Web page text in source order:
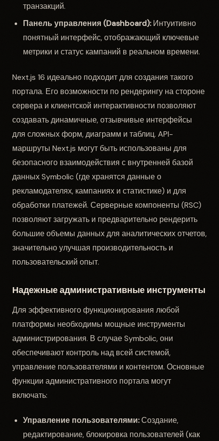
транзакций.
Панель управления (Dashboard):Интуитивно
понятный интерфейс, отображающий ключевые
метрики и статус кампаний в реальном времени.
Next.js 16 идеально подходит для создания такого
портала. Его возможности по рендерингу на стороне
сервера и клиентской интерактивности позволяют
создавать динамичные, отзывчивые интерфейсы
для сложных форм, диаграмм и таблиц. API-
маршруты Next.js могут быть использованы для
безопасного взаимодействия с внутренней базой
данных Symbolic (где хранятся данные о
рекламодателях, кампаниях и статистике) и для
обработки платежей. Серверные компоненты (RSC)
позволяют загружать и предварительно рендерить
большие объемы данных для аналитических отчетов,
значительно улучшая производительность и
пользовательский опыт.
Надежные административные инструменты
Для эффективного функционирования любой
платформы необходимы мощные инструменты
администрирования. В случае Symbolic, они
обеспечивают контроль над всей системой,
управление пользователями и контентом. Основные
функции административного портала могут
включать:
Управление пользователями:Создание,
редактирование, блокировка пользователей (как